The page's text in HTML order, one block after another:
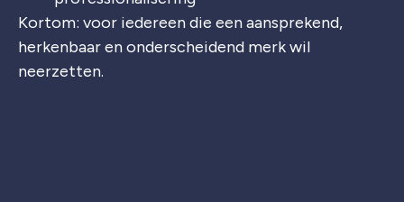
Kortom: voor iedereen die een aansprekend,
herkenbaar en onderscheidend merk wil
neerzetten.